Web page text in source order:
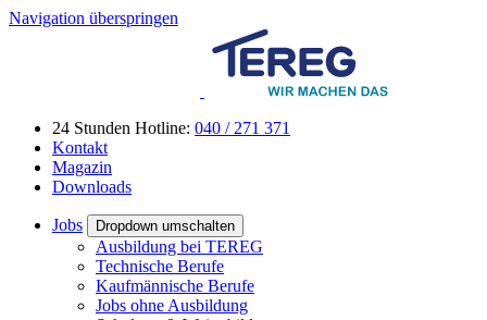
Navigation überspringen
24 Stunden Hotline: 040 / 271 371
Kontakt
Magazin
Downloads
Jobs Dropdown umschalten
Ausbildung bei TEREG
Technische Berufe
Kaufmännische Berufe
Jobs ohne Ausbildung